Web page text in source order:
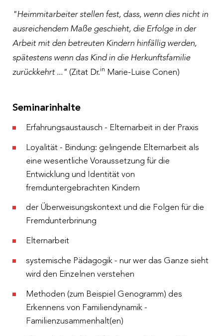
"Heimmitarbeiter stellen fest, dass, wenn dies nicht in
ausreichendem Maße geschieht, die Erfolge in der
Arbeit mit den betreuten Kindern hinfällig werden,
spätestens wenn das Kind in die Herkunftsfamilie
zurückkehrt ..." (Zitat Dr.in Marie-Luise Conen)
Seminarinhalte
Erfahrungsaustausch - Elternarbeit in der Praxis
Loyalität - Bindung: gelingende Elternarbeit als
eine wesentliche Voraussetzung für die
Entwicklung und Identität von
fremduntergebrachten Kindern
der Überweisungskontext und die Folgen für die
Fremdunterbrinung
Elternarbeit
systemische Pädagogik - nur wer das Ganze sieht
wird den Einzelnen verstehen
Methoden (zum Beispiel Genogramm) des
Erkennens von Familiendynamik -
Familienzusammenhalt(en)